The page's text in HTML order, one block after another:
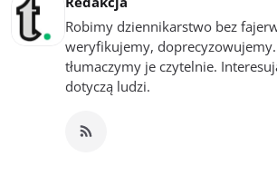
Robimy dziennikarstwo bez
weryfikujemy,
tłumaczymy je czytelnie.
dotyczą ludzi.